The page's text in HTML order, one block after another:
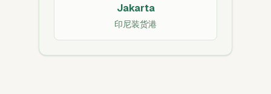
Jakarta
印尼装货港